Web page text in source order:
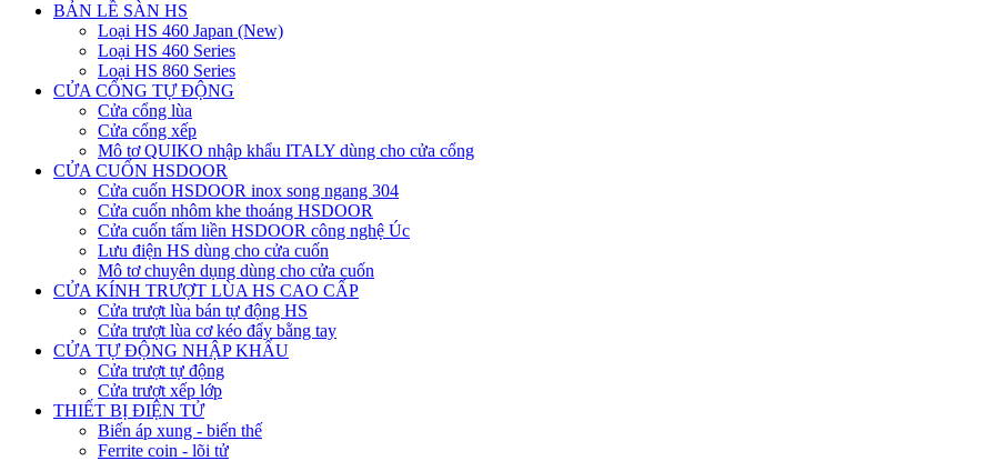
BẢN LỀ SÀN HS
Loại HS 460 Japan (New)
Loại HS 460 Series
Loại HS 860 Series
CỬA CỔNG TỰ ĐỘNG
Cửa cổng lùa
Cửa cổng xếp
Mô tơ QUIKO nhập khẩu ITALY dùng cho cửa cổng
CỬA CUỐN HSDOOR
Cửa cuốn HSDOOR inox song ngang 304
Cửa cuốn nhôm khe thoáng HSDOOR
Cửa cuốn tấm liền HSDOOR công nghệ Úc
Lưu điện HS dùng cho cửa cuốn
Mô tơ chuyên dụng dùng cho cửa cuốn
CỬA KÍNH TRƯỢT LÙA HS CAO CẤP
Cửa trượt lùa bán tự động HS
Cửa trượt lùa cơ kéo đẩy bằng tay
CỬA TỰ ĐỘNG NHẬP KHẨU
Cửa trượt tự động
Cửa trượt xếp lớp
THIẾT BỊ ĐIỆN TỬ
Biến áp xung - biến thế
Ferrite coin - lõi tử